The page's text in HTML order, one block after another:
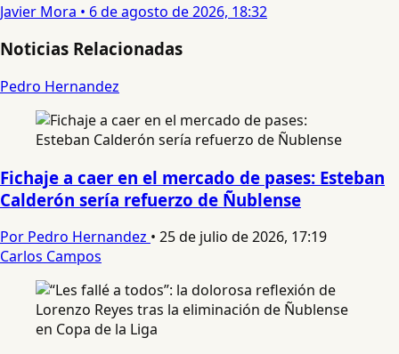
Javier Mora • 6 de agosto de 2026, 18:32
Noticias Relacionadas
Pedro Hernandez
Fichaje a caer en el mercado de pases: Esteban
Calderón sería refuerzo de Ñublense
Por Pedro Hernandez • 25 de julio de 2026, 17:19
Carlos Campos